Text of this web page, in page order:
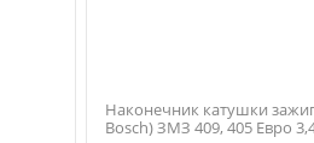
Наконечник катушки
Bosch) ЗМЗ 409, 405 Евро